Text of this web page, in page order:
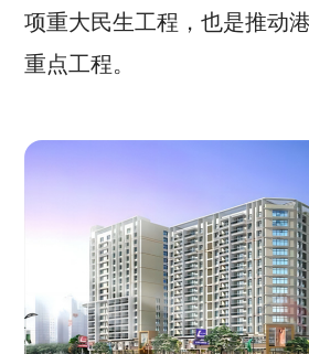
项重大民生工程，也是推动
重点工程。